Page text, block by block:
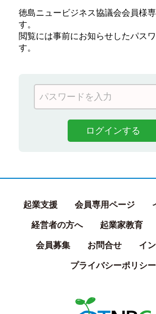
徳島ニュービジネス協議会会員様
す。
閲覧には事前にお知らせしたパス
す。
起業支援 会員専用ページ
経営者の方へ 起業家教育
会員募集 お問合せ イ
プライバシーポリシー